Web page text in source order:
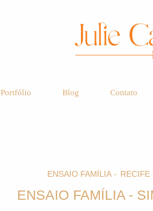
Portfólio Blog Contato
ENSAIO FAMÍLIA RECIFE
ENSAIO FAMÍLIA -